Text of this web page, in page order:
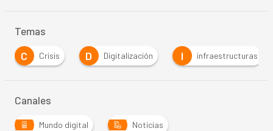
Temas
C
Crisis D Digitalización I infraestructuras
Canales
Mundo digital Noticias